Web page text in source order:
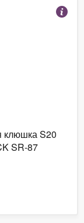
клюшка S20
SR-87